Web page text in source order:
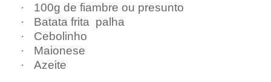
·
100g de fiambre ou presunto
·
Batata frita palha
·
Cebolinho
·
Maionese
·
Azeite